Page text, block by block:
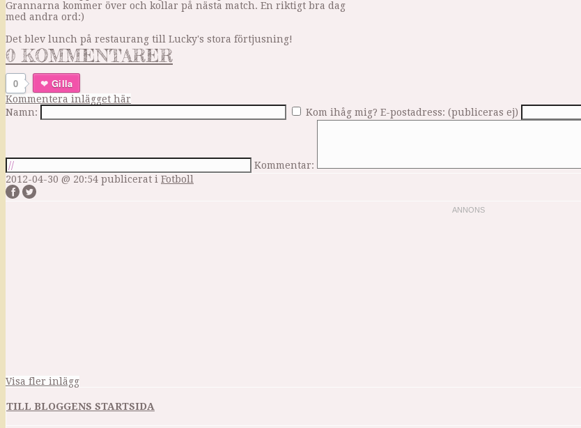
Grannarna kommer över och kollar på nästa match. En riktigt bra dag
med andra ord:)
Det blev lunch på restaurang till Lucky's stora förtjusning!
0 KOMMENTARER
0 Gilla
Kommentera inlägget här
Namn:
Kom ihåg mig? E-postadress: (publiceras ej)
Kommentar:
2012-04-30 @ 20:54 publicerat i Fotboll
Visa fler inlägg
TILL BLOGGENS STARTSIDA